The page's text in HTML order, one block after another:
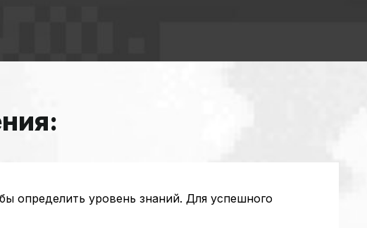
определить уровень знаний. Для успешного